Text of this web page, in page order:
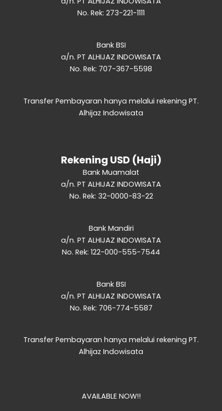
No. Rek: 273-221-1111
Bank BSI
a/n. PT ALHIJAZ INDOWISATA
No. Rek: 707-367-5598
Transfer Pembayaran hanya melalui rekening PT.
Alhijaz Indowisata
Rekening USD (Haji)
Bank Muamalat
a/n. PT ALHIJAZ INDOWISATA
No. Rek: 32-0000-83-22
Bank Mandiri
a/n. PT ALHIJAZ INDOWISATA
No. Rek: 122-000-555-7544
Bank BSI
a/n. PT ALHIJAZ INDOWISATA
No. Rek: 706-774-5587
Transfer Pembayaran hanya melalui rekening PT.
Alhijaz Indowisata
AVAILABLE NOW!!